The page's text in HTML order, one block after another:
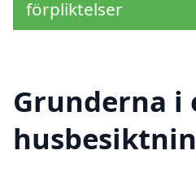
förpliktelser
Grunderna i